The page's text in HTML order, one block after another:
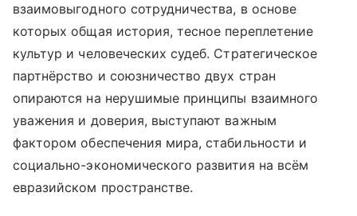
взаимовыгодного сотрудничества, в основе
которых общая история, тесное переплетение
культур и человеческих судеб. Стратегическое
партнёрство и союзничество двух стран
опираются на нерушимые принципы взаимного
уважения и доверия, выступают важным
фактором обеспечения мира, стабильности и
социально-экономического развития на всём
евразийском пространстве.